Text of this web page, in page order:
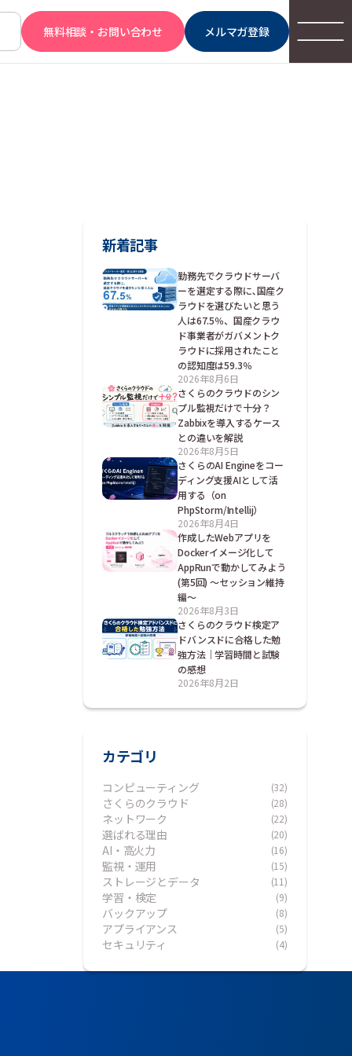
無料相談・お問い合わせ メルマガ登録
新着記事
勤務先でクラウドサーバ
ーを選定する際に､国産ク
ラウドを選びたいと思う
人は67.5％、国産クラウ
ド事業者がガバメントク
ラウドに採用されたこと
の認知度は59.3％
2026年8月6日
さくらのクラウドのシン
プル監視だけで十分？
Zabbixを導入するケース
との違いを解説
2026年8月5日
さくらのAI Engineをコー
ディング支援AIとして活
用する（on
PhpStorm/Intellij）
2026年8月4日
作成したWebアプリを
Dockerイメージ化して
AppRunで動かしてみよう
(第5回) ～セッション維持
編～
2026年8月3日
さくらのクラウド検定ア
ドバンスドに合格した勉
強方法｜学習時間と試験
の感想
2026年8月2日
カテゴリ
コンピューティング (32)
さくらのクラウド (28)
ネットワーク (22)
選ばれる理由 (20)
AI・高火力 (16)
監視・運用 (15)
ストレージとデータ (11)
学習・検定 (9)
バックアップ (8)
アプライアンス (5)
セキュリティ (4)